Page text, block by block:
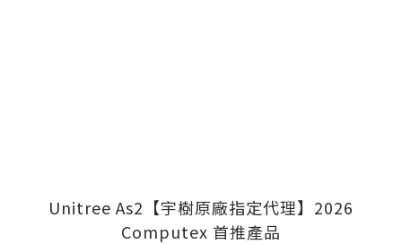
Unitree As2【宇樹原廠指定代理】2026
Computex 首推產品